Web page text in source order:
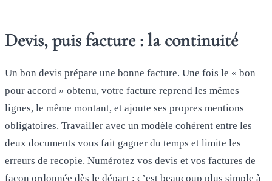
Devis, puis facture : la continuité
Un bon devis prépare une bonne facture. Une fois le « bon
pour accord » obtenu, votre facture reprend les mêmes
lignes, le même montant, et ajoute ses propres mentions
obligatoires. Travailler avec un modèle cohérent entre les
deux documents vous fait gagner du temps et limite les
erreurs de recopie. Numérotez vos devis et vos factures de
façon ordonnée dès le départ : c’est beaucoup plus simple à